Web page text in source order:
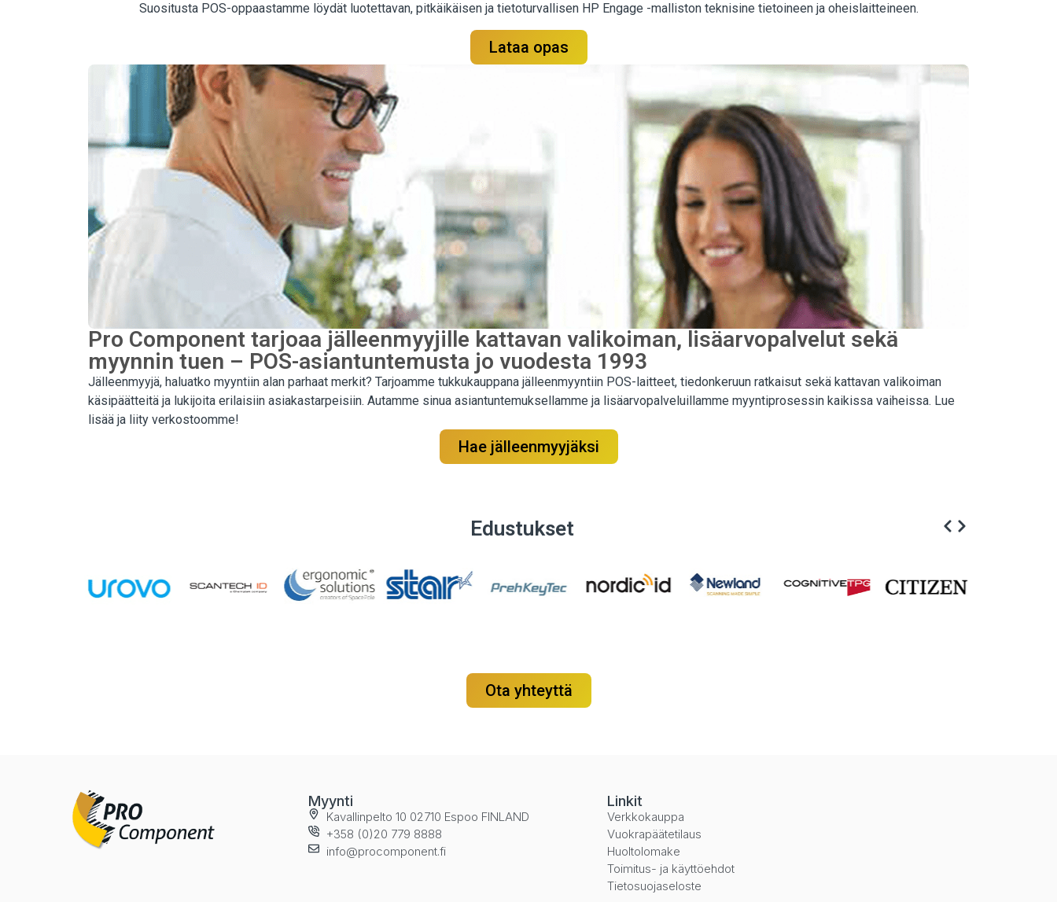
Suositusta POS-oppaastamme löydät luotettavan, pitkäikäisen ja tietoturvallisen HP Engage -malliston teknisine tietoineen ja oheislaitteineen.
Lataa opas
Pro Component tarjoaa jälleenmyyjille kattavan valikoiman, lisäarvopalvelut sekä
myynnin tuen – POS-asiantuntemusta jo vuodesta 1993
Jälleenmyyjä, haluatko myyntiin alan parhaat merkit? Tarjoamme tukkukauppana jälleenmyyntiin POS-laitteet, tiedonkeruun ratkaisut sekä kattavan valikoiman
käsipäätteitä ja lukijoita erilaisiin asiakastarpeisiin. Autamme sinua asiantuntemuksellamme ja lisäarvopalveluillamme myyntiprosessin kaikissa vaiheissa. Lue
lisää ja liity verkostoomme!
Hae jälleenmyyjäksi
Edustukset
Ota yhteyttä
Myynti
Kavallinpelto 10 02710 Espoo FINLAND
+358 (0)20 779 8888
info@procomponent.fi
Linkit
Verkkokauppa
Vuokrapäätetilaus
Huoltolomake
Toimitus- ja käyttöehdot
Tietosuojaseloste